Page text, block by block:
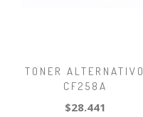
TONER ALTERNATIVO
CF258A
$28.441